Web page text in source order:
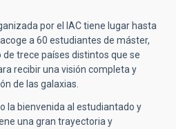
por el IAC tiene lugar hasta
a 60 estudiantes de máster,
trece países distintos que se
recibir una visión completa y
de las galaxias.
la bienvenida al estudiantado y
una gran trayectoria y